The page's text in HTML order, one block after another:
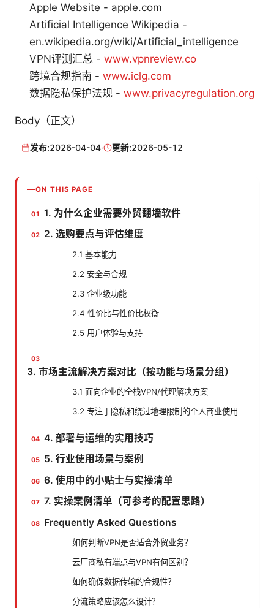
Apple Website - apple.com
Artificial Intelligence Wikipedia -
en.wikipedia.org/wiki/Artificial_intelligence
VPN评测汇总 - www.vpnreview.co
跨境合规指南 - www.iclg.com
数据隐私保护法规 - www.privacyregulation.org
Body（正文）
发布:2026-04-04· 更新:2026-05-12
ON THIS PAGE
1. 为什么企业需要外贸翻墙软件
2. 选购要点与评估维度
2.1 基本能力
2.2 安全与合规
2.3 企业级功能
2.4 性价比与性价比权衡
2.5 用户体验与支持
3. 市场主流解决方案对比（按功能与场景分组）
3.1 面向企业的全栈VPN/代理解决方案
3.2 专注于隐私和绕过地理限制的个人商业使用
4. 部署与运维的实用技巧
5. 行业使用场景与案例
6. 使用中的小贴士与实操清单
7. 实操案例清单（可参考的配置思路）
Frequently Asked Questions
如何判断VPN是否适合外贸业务？
云厂商私有端点与VPN有何区别？
如何确保数据传输的合规性？
分流策略应该怎么设计？